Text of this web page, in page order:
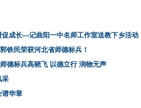
成长—记曲阳一中名师工作室送教下乡活动
铁民荣获河北省师德标兵！
德标兵高晓飞 以德立行 润物无声
采
谱华章